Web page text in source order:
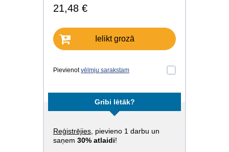
21,48 €
Ielikt grozā
Pievienotvēlmju sarakstam
Gribi lētāk?
Reģistrējies , pievieno 1 darbu un
saņem 30% atlaidi!